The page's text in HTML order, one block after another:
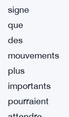
signe
que
des
mouvements
plus
importants
pourraient